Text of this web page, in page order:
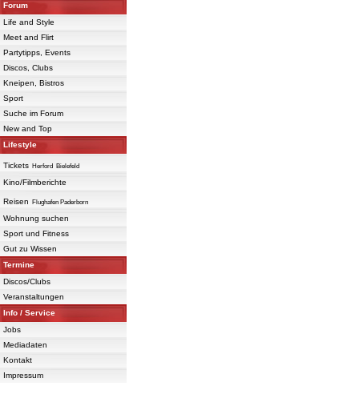
Forum
Life and Style
Meet and Flirt
Partytipps, Events
Discos, Clubs
Kneipen, Bistros
Sport
Suche im Forum
New and Top
Lifestyle
Tickets Herford Bielefeld
Kino/Filmberichte
Reisen Flughafen Paderborn
Wohnung suchen
Sport und Fitness
Gut zu Wissen
Termine
Discos/Clubs
Veranstaltungen
Info / Service
Jobs
Mediadaten
Kontakt
Impressum